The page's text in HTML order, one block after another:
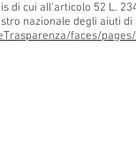
di cui all'articolo 52 L.
nazionale degli aiuti di
faces/